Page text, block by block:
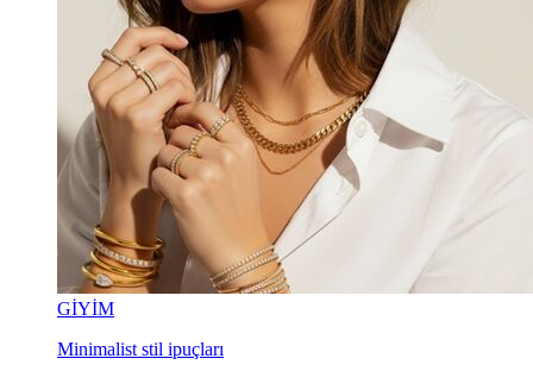
GİYİM
Minimalist stil ipuçları